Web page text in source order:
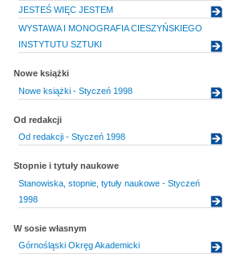
JESTEŚ WIĘC JESTEM
WYSTAWA I MONOGRAFIA CIESZYŃSKIEGO
INSTYTUTU SZTUKI
Nowe książki
Nowe książki - Styczeń 1998
Od redakcji
Od redakcji - Styczeń 1998
Stopnie i tytuły naukowe
Stanowiska, stopnie, tytuły naukowe - Styczeń
1998
W sosie własnym
Górnośląski Okręg Akademicki